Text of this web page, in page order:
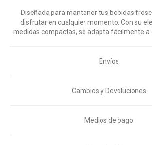
Diseñada para mantener tus bebidas
disfrutar en cualquier momento. Con su
medidas compactas, se adapta fácilmente a
Envíos
Cambios y Devoluciones
Medios de pago